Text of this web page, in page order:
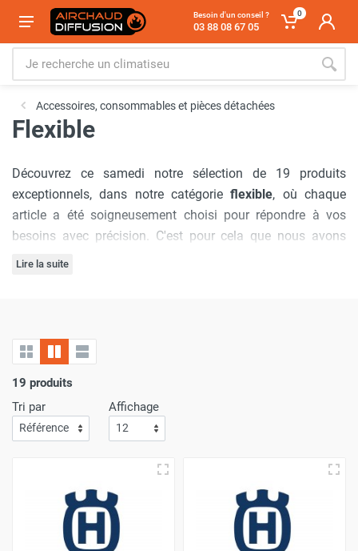
Besoin d'un conseil ?
03 88 08 67 05
0
Accessoires, consommables et pièces détachées
Flexible
Découvrez ce samedi notre sélection de 19 produits
exceptionnels, dans notre catégorie flexible, où chaque
article a été soigneusement choisi pour répondre à vos
besoins avec précision. C'est pour cela que nous avons
sélectionné les marques :
inégalées à chaque visite. De plus, nous comprenons
l'importance
pourquoi nous nous assurons que votre commande arrive
à votre porte avecla plus grande efficacité
Faites vos achats sur Airchaud Diffusion pour une
expérience où l'excellence et la vitesse de livraison s'allient
à l'avantage de prix compétitifs.
Lire la suite
19 produits
Tri par
Affichage